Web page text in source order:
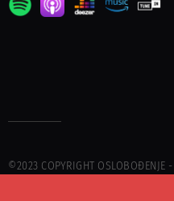
©2023 COPYRIGHT OSLOBOĐENJE